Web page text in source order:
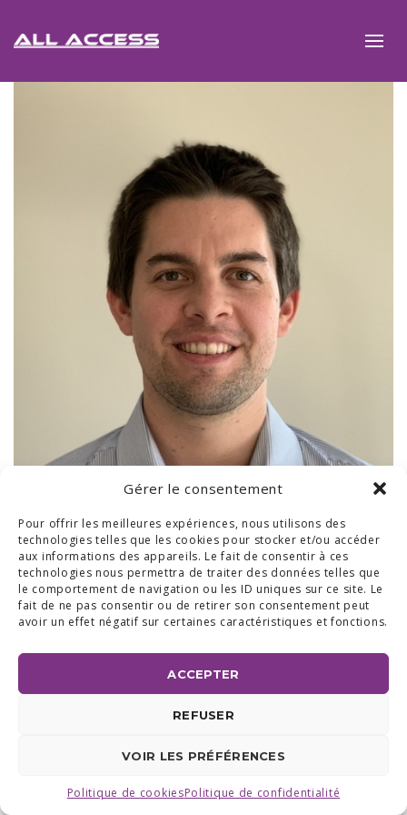
Gérer le consentement
Pour offrir les meilleures expériences, nous utilisons des
technologies telles que les cookies pour stocker et/ou accéder
aux informations des appareils. Le fait de consentir à ces
technologies nous permettra de traiter des données telles que
le comportement de navigation ou les ID uniques sur ce site. Le
fait de ne pas consentir ou de retirer son consentement peut
avoir un effet négatif sur certaines caractéristiques et fonctions.
ACCEPTER
REFUSER
VOIR LES PRÉFÉRENCES
Politique de cookiesPolitique de confidentialité
SHOW ROOM ET BUREAUX RÉGION BRABANT WALLON :
AVENUE DU COMMERCE 24 A, 1420 BRAINE L'ALLEUD
4430 ANS TEL +32 (0) 2 387 43 32 | FAX +32 (0) 2 663 70 09
POLITIQUE DE CONFIDENTIALITÉ
MADE WITH
BYI-LOGICS